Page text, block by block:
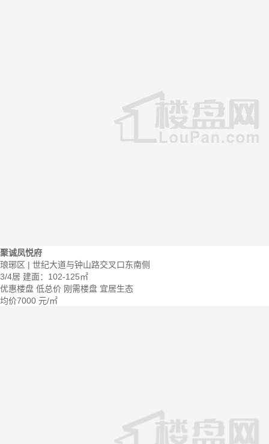
聚诚凤悦府
琅琊区 | 世纪大道与钟山路交叉口东南侧
3/4居 建面：102-125㎡
优惠楼盘 低总价 刚需楼盘 宜居生态
均价7000 元/㎡